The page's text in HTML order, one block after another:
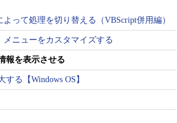
デバイス・ドライバの不具合のせい
を削除したいとか、デバイス・ドラ
る。これらの操作を行うためには、
ス・マネージャには表示されず、操
システムが起動しないような場合と
）ようなデバイスの場合には、現在
てのデバイスの状態が表示されると
って処理を切り替える（VBScript併用編）
メニューをカスタマイズする
報を表示させる
る【Windows OS】